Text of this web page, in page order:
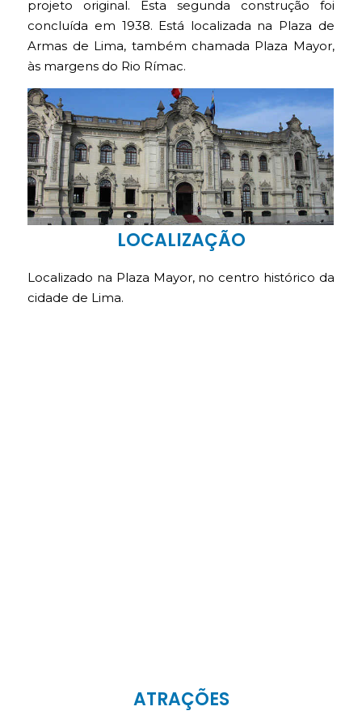
projeto original. Esta segunda construção foi
concluída em 1938. Está localizada na Plaza de
Armas de Lima, também chamada Plaza Mayor,
às margens do Rio Rímac.
LOCALIZAÇÃO
Localizado na Plaza Mayor, no centro histórico da
cidade de Lima.
ATRAÇÕES